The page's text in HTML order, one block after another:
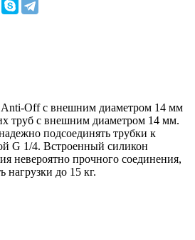
Off с внешним диаметром 14 мм
труб с внешним диаметром 14 мм.
подсоединять трубки к
G 1/4. Встроенный силикон
невероятно прочного соединения,
нагрузки до 15 кг.